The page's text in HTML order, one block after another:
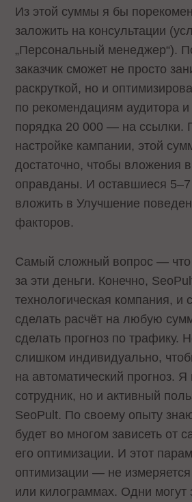
Из этой суммы я бы
заложить на консультации
„Персональный менеджер“).
заказчик сможет не просто
раскруткой, но и
по рекомендациям аудитора
порядка 20 000 — на ссылки.
настройке кампании, этой
достаточно, чтобы вложения
оправданы. И оставшиеся
вложить в Улучшение
факторов.
Самый сложный вопрос — что
за эти деньги. Конечно,
технологическая компания, и
сделать расчёт на любую
сделать прогноз по трафику.
слишком индивидуально,
на автоматический прогноз. Я
сотрудник, но и активный
SeoPult. По своему опыту
будет во многом зависеть от
его оптимизации. И этот
оптимизации — не
или килограммах. Одни могут